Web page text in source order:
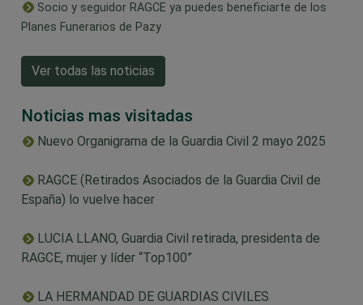
Socio y seguidor RAGCE ya puedes beneficiarte de los
Planes Funerarios de Pazy
Ver todas las noticias
Noticias mas visitadas
Nuevo Organigrama de la Guardia Civil 2 mayo 2025
RAGCE (Retirados Asociados de la Guardia Civil de
España) lo vuelve hacer
LUCIA LLANO, Guardia Civil retirada, presidenta de
RAGCE, mujer y líder “Top100”
LA HERMANDAD DE GUARDIAS CIVILES